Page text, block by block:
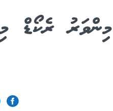
ރެކޯޑް